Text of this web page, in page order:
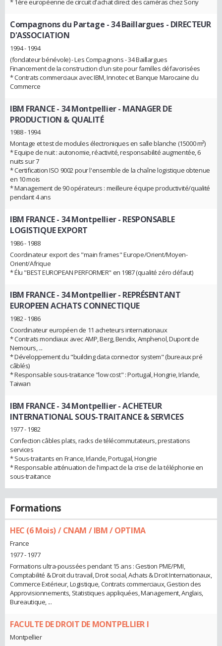
* 1ère européenne de circuit d'achat direct des caméras chez Sony
Compagnons du Partage - 34 Baillargues - DIRECTEUR
D'ASSOCIATION
1994 - 1994
(fondateur bénévole) - Les Compagnons - 34 Baillargues
Financement de la construction d'un site pour familles défavorisées
* Contrats commerciaux avec IBM, Innotec et Banque Marocaine du
Commerce
IBM FRANCE - 34 Montpellier- MANAGER DE
PRODUCTION & QUALITÉ
1988 - 1994
Montage et test de modules électroniques en salle blanche (15000 m²)
* Equipe de nuit : autonomie, réactivité, responsabilité augmentée, 6
nuits sur 7
* Certification ISO 9002 pour l'ensemble de la chaîne logistique obtenue
en 10 mois
* Management de 90 opérateurs : meilleure équipe productivité/qualité
pendant 4 ans
IBM FRANCE - 34 Montpellier- RESPONSABLE
LOGISTIQUE EXPORT
1986 - 1988
Coordinateur export des "main frames" Europe/Orient/Moyen-
Orient/Afrique
* Élu "BEST EUROPEAN PERFORMER" en 1987 (qualité zéro défaut)
IBM FRANCE - 34 Montpellier- REPRÉSENTANT
EUROPEEN ACHATS CONNECTIQUE
1982 - 1986
Coordinateur européen de 11 acheteurs internationaux
* Contrats mondiaux avec AMP, Berg, Bendix, Amphenol, Dupont de
Nemours, ...
* Développement du "building data connector system" (bureaux pré
câblés)
* Responsable sous-traitance "low cost" : Portugal, Hongrie, Irlande,
Taiwan
IBM FRANCE - 34 Montpellier- ACHETEUR
INTERNATIONAL SOUS-TRAITANCE & SERVICES
1977 - 1982
Confection câbles plats, racks de télécommutateurs, prestations
services
* Sous-traitants en France, Irlande, Portugal, Hongrie
* Responsable atténuation de l'impact de la crise de la téléphonie en
sous-traitance
Formations
HEC (6 Mois) / CNAM / IBM / OPTIMA
France
1977 - 1977
Formations ultra-poussées pendant 15 ans : Gestion PME/PMI,
Comptabilité & Droit du travail, Droit social, Achats & Droit Internationaux,
Commerce Extérieur, Logistique, Contrats commerciaux, Gestion des
Approvisionnements, Statistiques appliquées, Management, Anglais,
Bureautique, ...
FACULTE DE DROIT DE MONTPELLIER I
Montpellier